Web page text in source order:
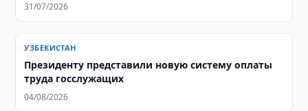
31/07/2026
УЗБЕКИСТАН
Президенту представили новую систему оплаты
труда госслужащих
04/08/2026